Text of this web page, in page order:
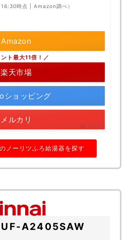
時点 | Amazon調べ）
Amazon
ト最大11倍！／
楽天市場
ショッピング
メルカリ
ポチップ
ノーリツふろ給湯器を探す
A2405SAW